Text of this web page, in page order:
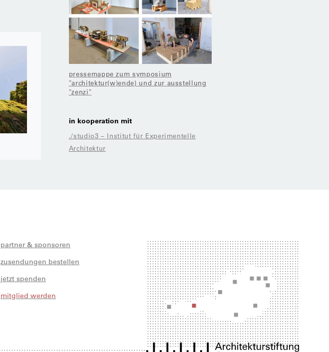
pressemappe zum symposium
"architektur(w)ende) und zur ausstellung
"zenzi"
in kooperation mit
./studio3 – Institut für Experimentelle
Architektur
partner & sponsoren
zusendungen bestellen
jetzt spenden
mitglied werden